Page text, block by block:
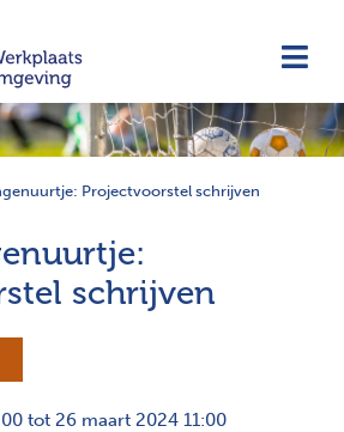
Projectvoorstel schrijven
schrijven
tot 26 maart 2024 11:00